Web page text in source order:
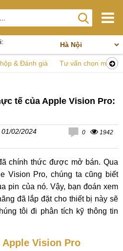
& Đánh giá Tư vấn chọn mua
tế của Apple Vision Pro:
02/2024
0 1942
chính thức được mở bán. Qua
Vision Pro, chúng ta cũng biết
pin của nó. Vậy, bạn đoán xem
đã lắp đặt cho thiết bị này sẽ
tôi đi phân tích kỹ thông tin
Vision Pro